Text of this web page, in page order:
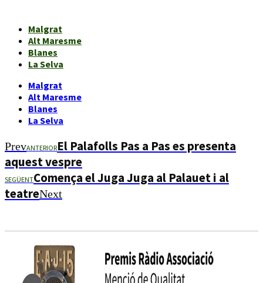
Malgrat
Alt Maresme
Blanes
La Selva
Malgrat
Alt Maresme
Blanes
La Selva
PrevANTERIOREl Palafolls Pas a Pas es presenta
aquest vespre
SEGÜENTComença el Juga Juga al Palauet i al
teatreNext